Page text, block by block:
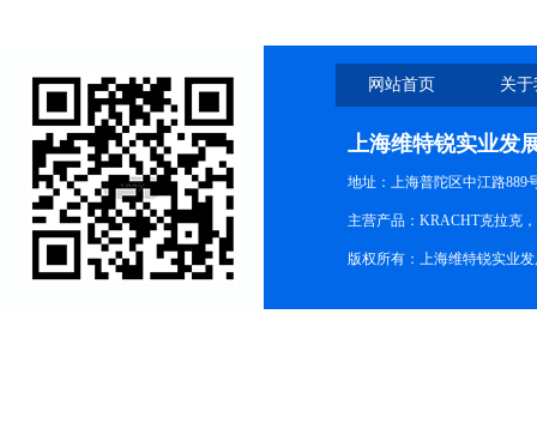
网站首页 关
上海维特锐实业发
地址：上海普陀区中江路889
主营产品：KRACHT克拉克
版权所有：上海维特锐实业